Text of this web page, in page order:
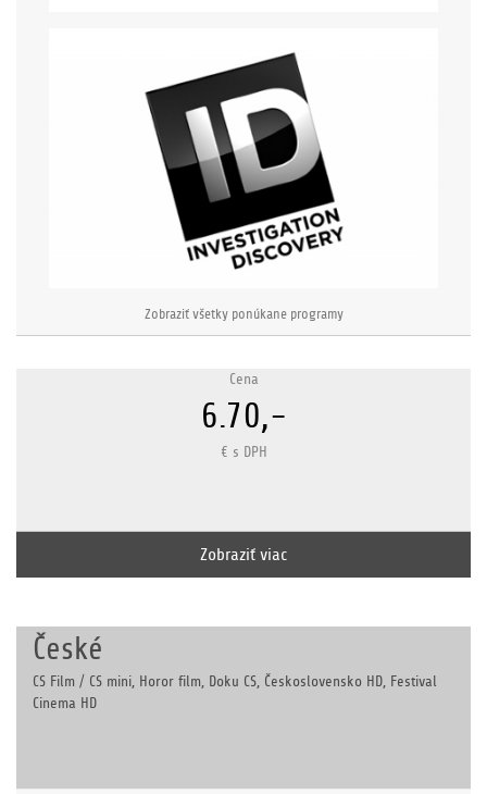
Zobraziť všetky ponúkane programy
Cena
6.70,-
€ s DPH
Zobraziť viac
České
CS Film / CS mini, Horor film, Doku CS, Československo HD, Festival
Cinema HD